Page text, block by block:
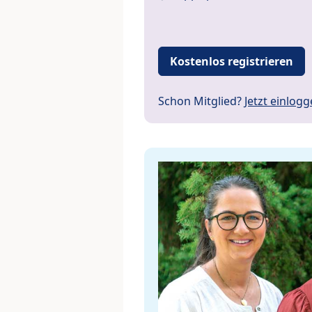
Kostenlos registrieren
Schon Mitglied? Jetzt